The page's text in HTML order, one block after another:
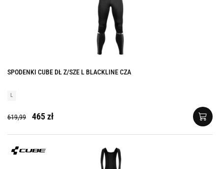
SPODENKI CUBE DŁ Z/SZE L BLACKLINE CZA
L
619,99 465 zł